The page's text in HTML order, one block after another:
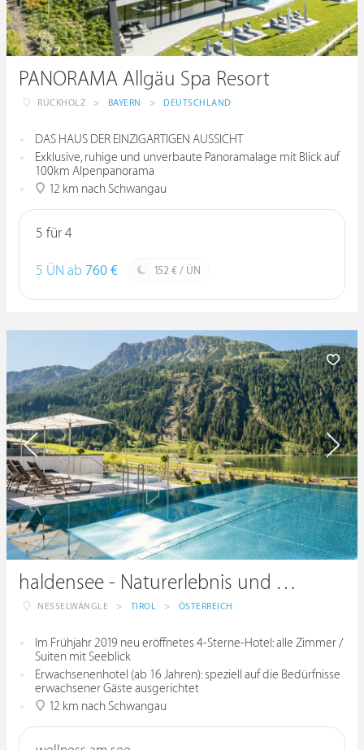
PANORAMA Allgäu Spa Resort
RÜCKHOLZ > BAYERN > DEUTSCHLAND
DAS HAUS DER EINZIGARTIGEN AUSSICHT
Exklusive, ruhige und unverbaute Panoramalage mit Blick auf
100km Alpenpanorama
12 km nach Schwangau
5 für 4
5 ÜN ab 760 € 152 € / ÜN
haldensee - Naturerlebnis und Wellnesshotel
NESSELWÄNGLE > TIROL > ÖSTERREICH
Im Frühjahr 2019 neu eröffnetes 4-Sterne-Hotel: alle Zimmer /
Suiten mit Seeblick
Erwachsenenhotel (ab 16 Jahren): speziell auf die Bedürfnisse
erwachsener Gäste ausgerichtet
12 km nach Schwangau